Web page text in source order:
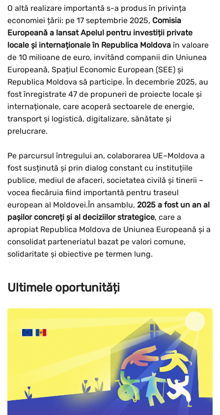
O altă realizare importantă s-a produs în privința
economiei țării: pe 17 septembrie 2025, Comisia
Europeană a lansat Apelul pentru investiții private
locale și internaționale în Republica Moldovaîn valoare
de 10 milioane de euro, invitând companii din Uniunea
Europeană, Spațiul Economic European (SEE) și
Republica Moldova să participe. În decembrie 2025, au
fost înregistrate 47 de propuneri de proiecte locale și
internaționale, care acoperă sectoarele de energie,
transport și logistică, digitalizare, sănătate și
prelucrare.
Pe parcursul întregului an, colaborarea UE–Moldova a
fost susținută și prin dialog constant cu instituțiile
publice, mediul de afaceri, societatea civilă și tinerii –
vocea fiecăruia fiind importantă pentru traseul
european al Moldovei.În ansamblu, 2025 a fost un an al
pașilor concreți și al deciziilor strategice, care a
apropiat Republica Moldova de Uniunea Europeană și a
consolidat parteneriatul bazat pe valori comune,
solidaritate și obiective pe termen lung.
Ultimele oportunități